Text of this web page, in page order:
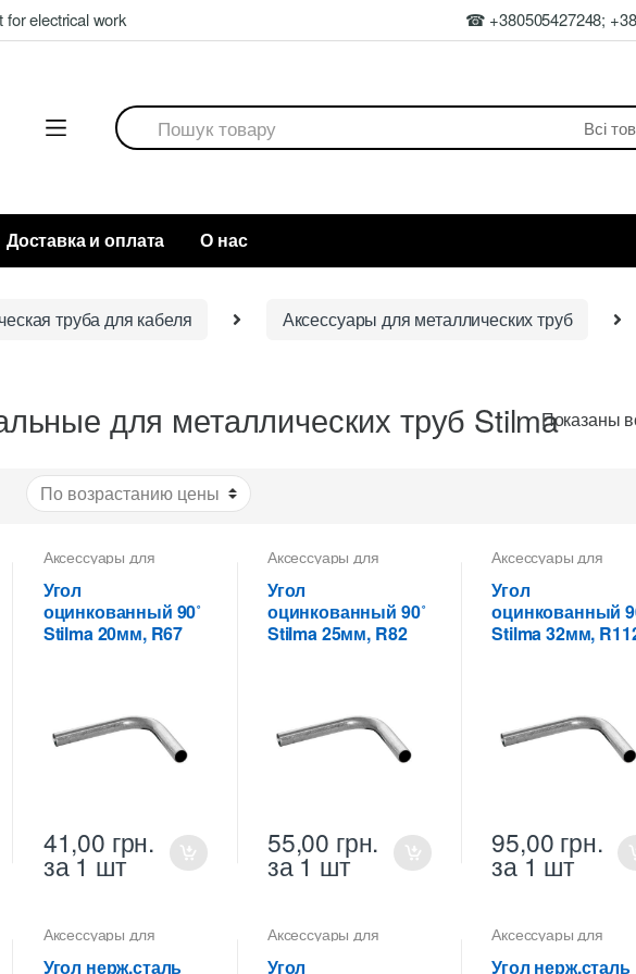
electrical work ☎ +380505427248;
Search
for:
Доставка и оплата О нас
труба для кабеля Аксессуары для металлических труб
для металлических труб StilmaПоказаны
Аксессуары для
Углы горизонтальные
для металлических
труб Stilma
Угол
оцинкованный 90˚
Stilma 20мм, R67
41,00 грн.
за 1 шт
Аксессуары для
Углы горизонтальные
для металлических
труб Stilma
Угол
оцинкованный 90˚
Stilma 25мм, R82
55,00 грн.
за 1 шт
Аксессуары для
Углы горизонтальные
для металлических
труб Stilma
Угол
оцинкованный
Stilma 32мм,
95,00 грн.
за 1 шт
Аксессуары для
Углы горизонтальные
Угол нерж.сталь
Аксессуары для
Углы горизонтальные
Угол
Аксессуары для
Углы горизонтальные
Угол нерж.сталь